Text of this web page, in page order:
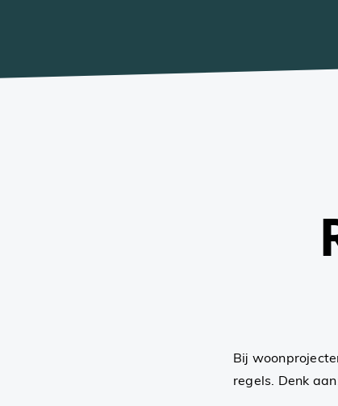
Bij
regels. Denk